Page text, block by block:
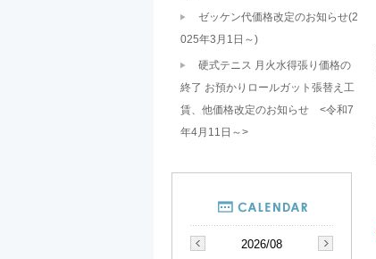
ゼッケン代価格改定のお知らせ(2
025年3月1日～)
硬式テニス 月火水得張り価格の
終了 お預かりロールガット張替え工
賃、他価格改定のお知らせ <令和7
年4月11日～>
2026/08